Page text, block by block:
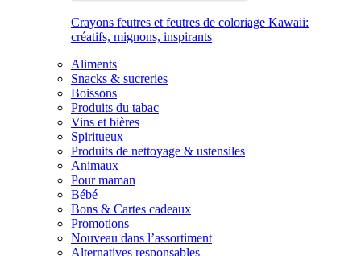
Crayons feutres et feutres de coloriage Kawaii:
créatifs, mignons, inspirants
Aliments
Snacks & sucreries
Boissons
Produits du tabac
Vins et bières
Spiritueux
Produits de nettoyage & ustensiles
Animaux
Pour maman
Bébé
Bons & Cartes cadeaux
Promotions
Nouveau dans l’assortiment
Alternatives responsables